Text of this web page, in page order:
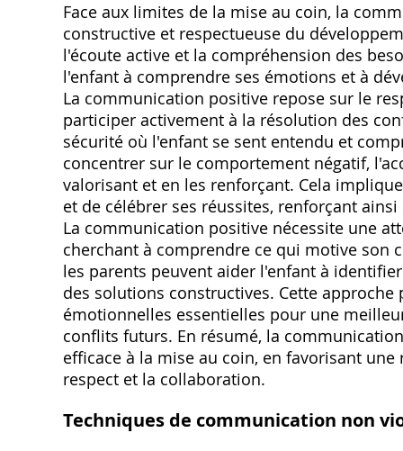
Face aux limites de la mise au coin, la
constructive et respectueuse du
l'écoute active et la compréhension des
l'enfant à comprendre ses émotions et à
La communication positive repose sur le
participer activement à la résolution des
sécurité où l'enfant se sent entendu et
concentrer sur le comportement négatif,
valorisant et en les renforçant. Cela
et de célébrer ses réussites, renforçant
La communication positive nécessite une
cherchant à comprendre ce qui motive son
les parents peuvent aider l'enfant à
des solutions constructives. Cette
émotionnelles essentielles pour une
conflits futurs. En résumé, la
efficace à la mise au coin, en favorisant
respect et la collaboration.
Techniques de communication non